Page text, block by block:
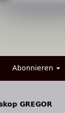
Abonnieren
GREGOR